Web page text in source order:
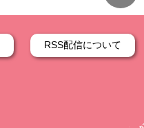
RSS配信について